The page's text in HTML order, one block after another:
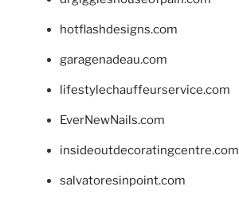
hotflashdesigns.com
garagenadeau.com
lifestylechauffeurservice.com
EverNewNails.com
insideoutdecoratingcentre.com
salvatoresinpoint.com